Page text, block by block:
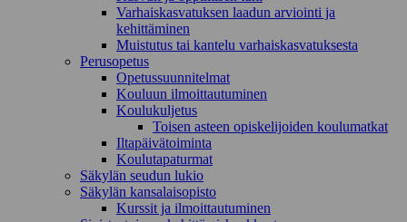
Varhaiskasvatuksen laadun arviointi ja
kehittäminen
Muistutus tai kantelu varhaiskasvatuksesta
Perusopetus
Opetussuunnitelmat
Kouluun ilmoittautuminen
Koulukuljetus
Toisen asteen opiskelijoiden koulumatkat
Iltapäivätoiminta
Koulutapaturmat
Säkylän seudun lukio
Säkylän kansalaisopisto
Kurssit ja ilmoittautuminen